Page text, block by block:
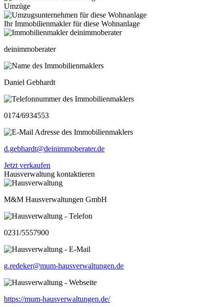
Umzüge
Ihr Immobilienmakler für diese Wohnanlage
deinimmoberater
Daniel Gebhardt
0174/6934553
d.gebhardt@deinimmoberater.de
Jetzt verkaufen
Hausverwaltung kontaktieren
M&M Hausverwaltungen GmbH
0231/5557900
g.redeker@mum-hausverwaltungen.de
https://mum-hausverwaltungen.de/